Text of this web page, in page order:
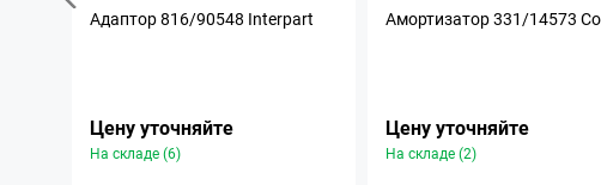
Адаптор 816/90548 Interpart
Цену уточняйте
На складе (6)
Амортизатор 331/14573
Цену уточняйте
На складе (2)